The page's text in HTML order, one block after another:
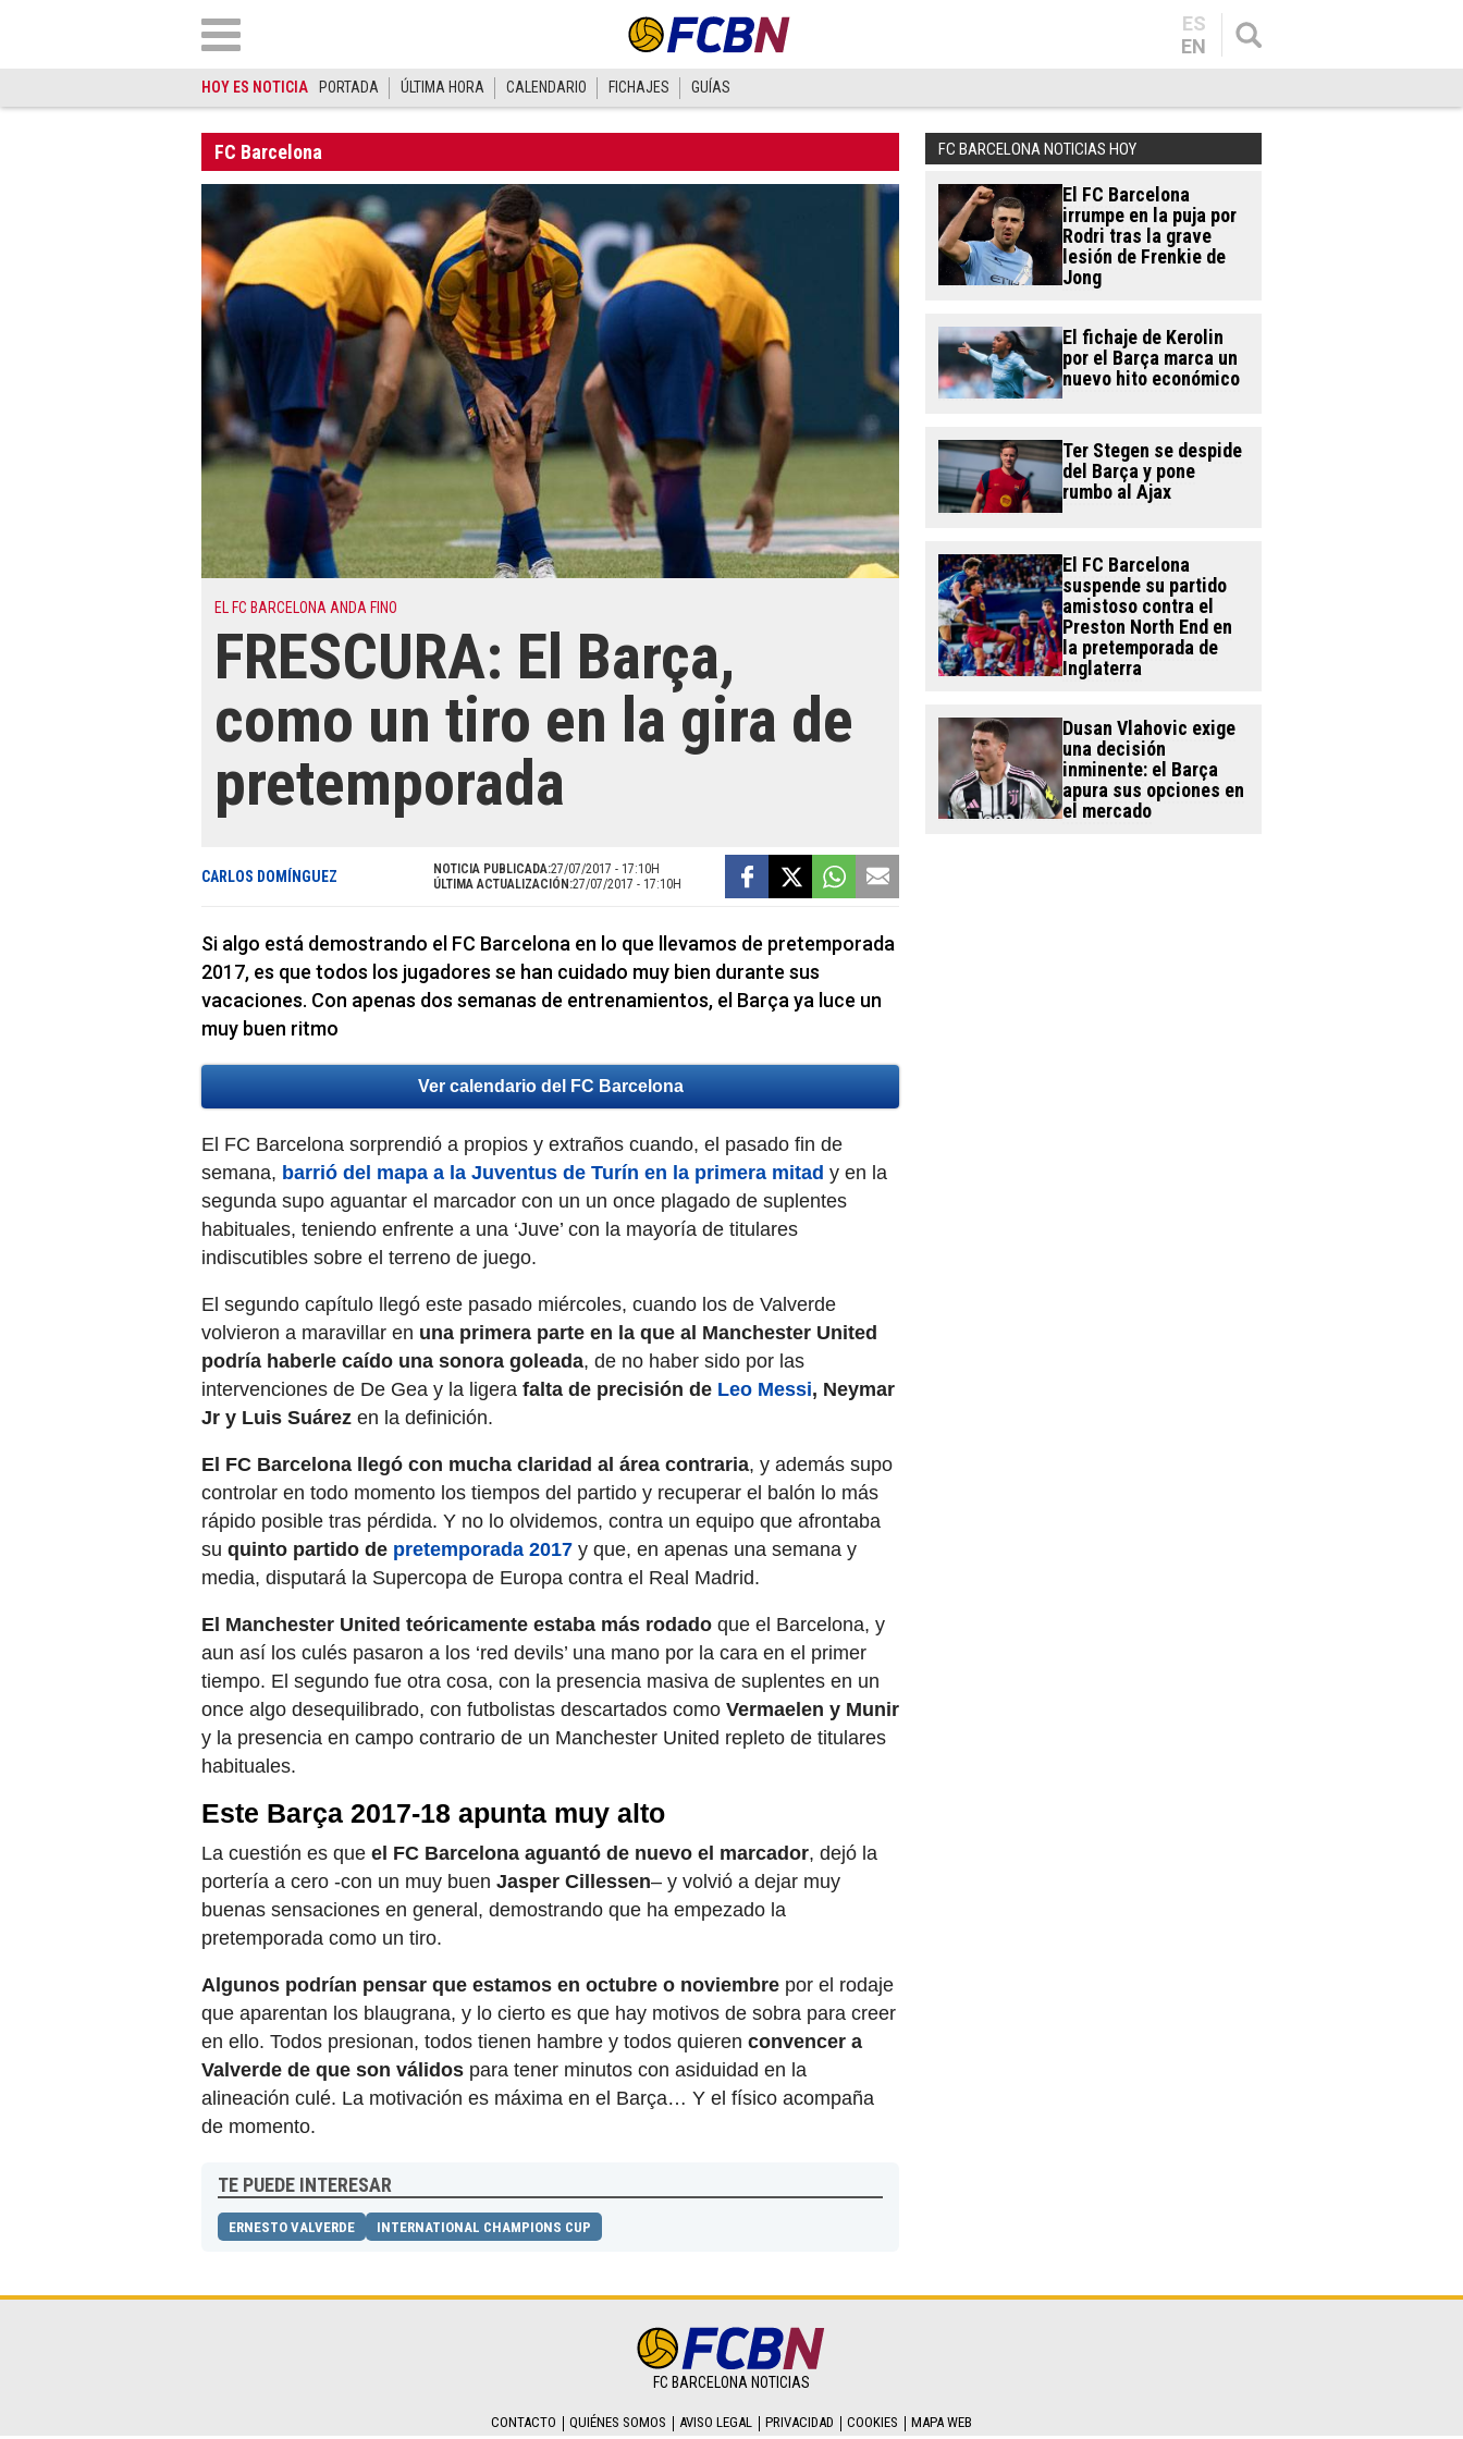
ES
EN
HOY ES NOTICIA PORTADA ÚLTIMA HORA CALENDARIO FICHAJES GUÍAS
FC Barcelona
EL FC BARCELONA ANDA FINO
FRESCURA: El Barça,
como un tiro en la gira de
pretemporada
CARLOS DOMÍNGUEZ NOTICIA PUBLICADA:27/07/2017 - 17:10H
ÚLTIMA ACTUALIZACIÓN:27/07/2017 - 17:10H
Si algo está demostrando el FC Barcelona en lo que llevamos de pretemporada
2017, es que todos los jugadores se han cuidado muy bien durante sus
vacaciones. Con apenas dos semanas de entrenamientos, el Barça ya luce un
muy buen ritmo
Ver calendario del FC Barcelona
El FC Barcelona sorprendió a propios y extraños cuando, el pasado fin de
semana, barrió del mapa a la Juventus de Turín en la primera mitad y en la
segunda supo aguantar el marcador con un un once plagado de suplentes
habituales, teniendo enfrente a una ‘Juve’ con la mayoría de titulares
indiscutibles sobre el terreno de juego.
El segundo capítulo llegó este pasado miércoles, cuando los de Valverde
volvieron a maravillar en una primera parte en la que al Manchester United
podría haberle caído una sonora goleada, de no haber sido por las
intervenciones de De Gea y la ligera falta de precisión de Leo Messi, Neymar
Jr y Luis Suárez en la definición.
El FC Barcelona llegó con mucha claridad al área contraria, y además supo
controlar en todo momento los tiempos del partido y recuperar el balón lo más
rápido posible tras pérdida. Y no lo olvidemos, contra un equipo que afrontaba
su quinto partido de pretemporada 2017 y que, en apenas una semana y
media, disputará la Supercopa de Europa contra el Real Madrid.
El Manchester United teóricamente estaba más rodado que el Barcelona, y
aun así los culés pasaron a los ‘red devils’ una mano por la cara en el primer
tiempo. El segundo fue otra cosa, con la presencia masiva de suplentes en un
once algo desequilibrado, con futbolistas descartados como Vermaelen y Munir
y la presencia en campo contrario de un Manchester United repleto de titulares
habituales.
Este Barça 2017-18 apunta muy alto
La cuestión es que el FC Barcelona aguantó de nuevo el marcador, dejó la
portería a cero -con un muy buen Jasper Cillessen– y volvió a dejar muy
buenas sensaciones en general, demostrando que ha empezado la
pretemporada como un tiro.
Algunos podrían pensar que estamos en octubre o noviembre por el rodaje
que aparentan los blaugrana, y lo cierto es que hay motivos de sobra para creer
en ello. Todos presionan, todos tienen hambre y todos quieren convencer a
Valverde de que son válidos para tener minutos con asiduidad en la
alineación culé. La motivación es máxima en el Barça… Y el físico acompaña
de momento.
TE PUEDE INTERESAR
ERNESTO VALVERDE INTERNATIONAL CHAMPIONS CUP
FC BARCELONA NOTICIAS HOY
El FC Barcelona
irrumpe en la puja por
Rodri tras la grave
lesión de Frenkie de
Jong
El fichaje de Kerolin
por el Barça marca un
nuevo hito económico
Ter Stegen se despide
del Barça y pone
rumbo al Ajax
El FC Barcelona
suspende su partido
amistoso contra el
Preston North End en
la pretemporada de
Inglaterra
Dusan Vlahovic exige
una decisión
inminente: el Barça
apura sus opciones en
el mercado
FC BARCELONA NOTICIAS
CONTACTO QUIÉNES SOMOS AVISO LEGAL PRIVACIDAD COOKIES MAPA WEB